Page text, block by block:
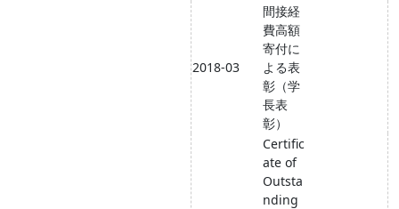
2018-03
間接経
費高額
寄付に
よる表
彰（学
長表
彰）
Certific
ate of
Outsta
nding